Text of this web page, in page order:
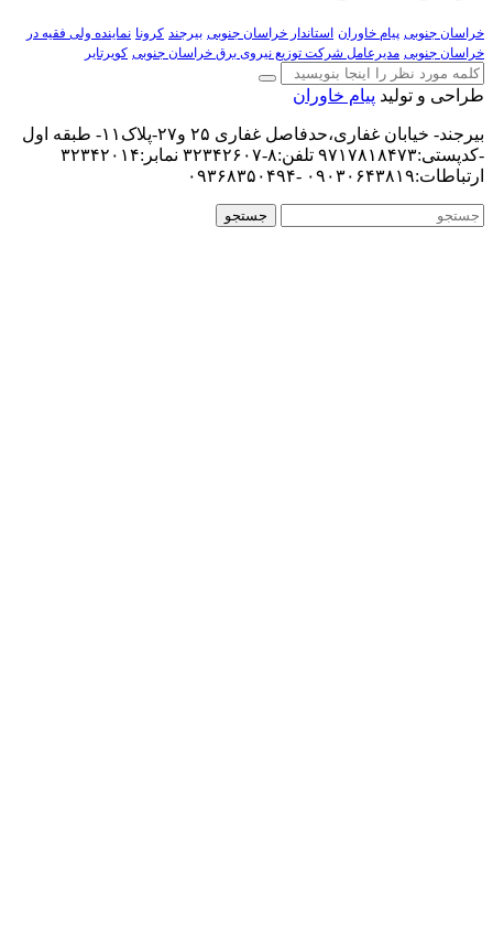
خراسان جنوبی پیام خاوران استاندار خراسان جنوبی بیرجند کرونا نماینده ولی فقیه در
خراسان جنوبی مدیرعامل شرکت توزیع نیروی برق خراسان جنوبی کویرتایر
طراحی و تولید پیام خاوران
بیرجند- خیابان غفاری،حدفاصل غفاری ۲۵ و۲۷-پلاک۱۱- طبقه اول
-کدپستی:۹۷۱۷۸۱۸۴۷۳ تلفن:۸-۳۲۳۴۲۶۰۷ نمابر:۳۲۳۴۲۰۱۴
ارتباطات:۰۹۰۳۰۶۴۳۸۱۹ -۰۹۳۶۸۳۵۰۴۹۴
جستجو